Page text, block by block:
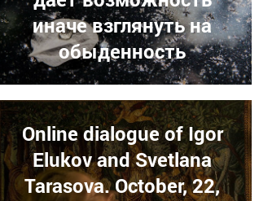
иначе взглянуть на
обыденность
Online dialogue of Igor
Elukov and Svetlana
Tarasova. October, 22,